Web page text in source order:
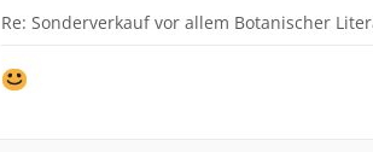
Re: Sonderverkauf vor allem Botanischer